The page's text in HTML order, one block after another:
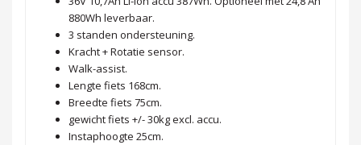
880Wh leverbaar.
3 standen ondersteuning.
Kracht + Rotatie sensor.
Walk-assist.
Lengte fiets 168cm.
Breedte fiets 75cm.
gewicht fiets +/- 30kg excl. accu.
Instaphoogte 25cm.